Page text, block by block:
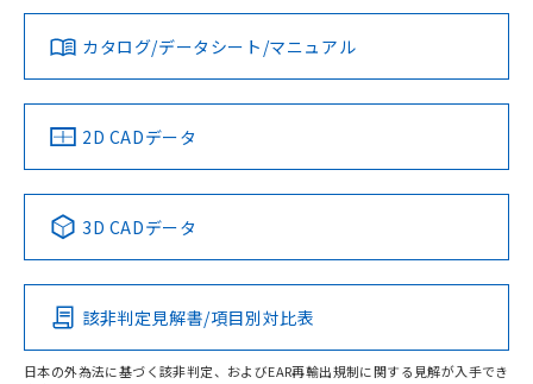
ダウンロードデータをご利用いただく前に、以下を必ずお読
みください。
ソフトウェアの使用条件
対応済み
中国 RoHS 注意事項・凡例
Pb Hg Cd Cr(VI)
O
LR型式承認
（イギリス
船舶規格）
DNV型式承認
（ノルウェー
BV型式承認
（フランス
KR型式
（韓国
No No No No
この製品の規格認証/適合状況ページへ
その他の認証はこちらのページからご検索ください
カタログ/データシート/マニュアル
2D CADデータ
3D CADデータ
該非判定見解書/項目別対比表
日本の外為法に基づく該非判定、およびEAR再輸出規制に関する見解が入手でき